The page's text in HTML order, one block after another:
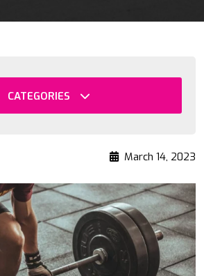
CATEGORIES
March 14, 2023